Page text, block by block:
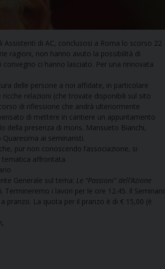
di AC, conclusosi a Roma lo scorso 22
ragioni, non hanno avuto la possibilità di
ci hanno lasciato. Per una rinnovata
delle persone a noi affidate, in particolare
relazioni (che trovate disponibili sul sito
di riflessione che andrà ulteriormente
di mettere in cantiere un appuntamento
della presenza di mons. Mansueto Bianchi,
ai seminaristi.
pur non conoscendo l’associazione, si
tematica affrontata.
Generale sul tema: Le “Passioni” dell’Azione
i lavori per le ore 12.45. Il
La quota per il pranzo è di € 15,00 (è